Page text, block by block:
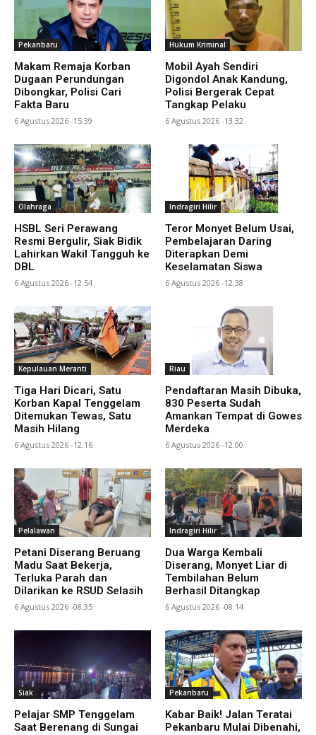
Pekanbaru
Makam Remaja Korban
Dugaan Perundungan
Dibongkar, Polisi Cari
Fakta Baru
6 Agustus 2026 -15:39
Hukum Kriminal
Mobil Ayah Sendiri
Digondol Anak Kandung,
Polisi Bergerak Cepat
Tangkap Pelaku
6 Agustus 2026 -13:32
Olahraga
HSBL Seri Perawang
Resmi Bergulir, Siak Bidik
Lahirkan Wakil Tangguh ke
DBL
6 Agustus 2026 -12:54
Indragiri Hilir
Teror Monyet Belum Usai,
Pembelajaran Daring
Diterapkan Demi
Keselamatan Siswa
6 Agustus 2026 -12:38
Kepulauan Meranti
Tiga Hari Dicari, Satu
Korban Kapal Tenggelam
Ditemukan Tewas, Satu
Masih Hilang
6 Agustus 2026 -12:16
Riau
Pendaftaran Masih Dibuka,
830 Peserta Sudah
Amankan Tempat di Gowes
Merdeka
6 Agustus 2026 -12:00
Pelalawan
Petani Diserang Beruang
Madu Saat Bekerja,
Terluka Parah dan
Dilarikan ke RSUD Selasih
6 Agustus 2026 -08:35
Indragiri Hilir
Dua Warga Kembali
Diserang, Monyet Liar di
Tembilahan Belum
Berhasil Ditangkap
6 Agustus 2026 -08:14
Siak
Pelajar SMP Tenggelam
Saat Berenang di Sungai
Pekanbaru
Kabar Baik! Jalan Teratai
Pekanbaru Mulai Dibenahi,